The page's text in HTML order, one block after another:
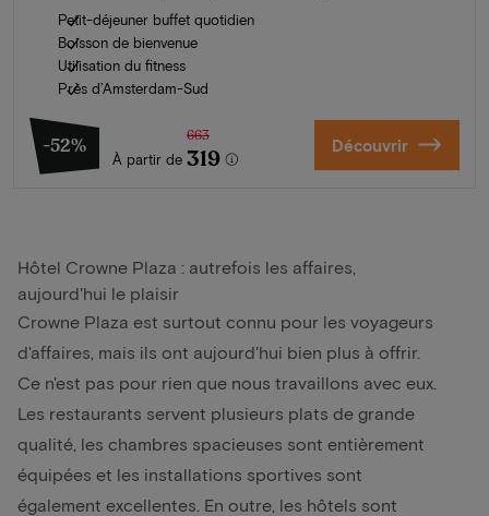
Petit-déjeuner buffet quotidien
Boisson de bienvenue
Utilisation du fitness
Près d’Amsterdam-Sud
-52%
À partir de
663
319 Découvrir
Hôtel Crowne Plaza : autrefois les affaires,
aujourd'hui le plaisir
Crowne Plaza est surtout connu pour les voyageurs
d'affaires, mais ils ont aujourd'hui bien plus à offrir.
Ce n'est pas pour rien que nous travaillons avec eux.
Les restaurants servent plusieurs plats de grande
qualité, les chambres spacieuses sont entièrement
équipées et les installations sportives sont
également excellentes. En outre, les hôtels sont